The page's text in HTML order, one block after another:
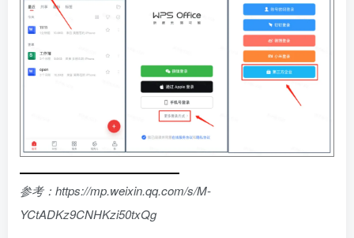
参考：https://mp.weixin.qq.com/s/M-
YCtADKz9CNHKzi50txQg